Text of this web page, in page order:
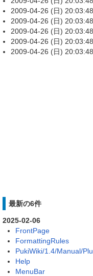
2009-04-26 (日)
2009-04-26 (日)
2009-04-26 (日)
2009-04-26 (日)
2009-04-26 (日)
最新の6件
2025-02-06
FrontPage
FormattingRules
PukiWiki/1.4/Manual/
Help
MenuBar